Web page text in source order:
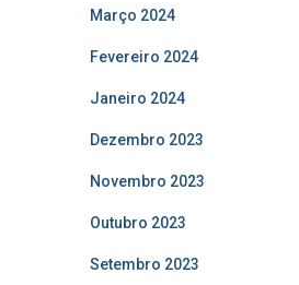
Março 2024
Fevereiro 2024
Janeiro 2024
Dezembro 2023
Novembro 2023
Outubro 2023
Setembro 2023